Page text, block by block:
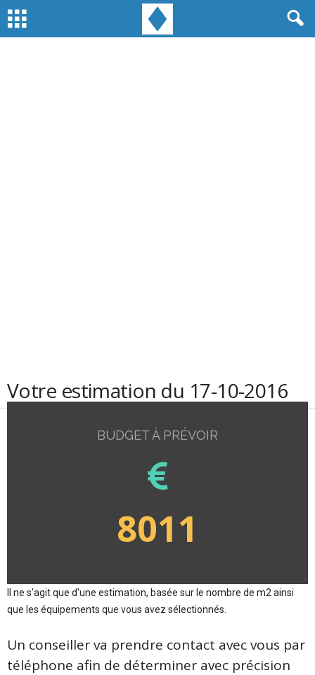
Votre estimation du 17-10-2016
BUDGET À PRÉVOIR
8011
Il ne s'agit que d'une estimation, basée sur le nombre de m2 ainsi
que les équipements que vous avez sélectionnés.
Un conseiller va prendre contact avec vous par
téléphone afin de déterminer avec précision